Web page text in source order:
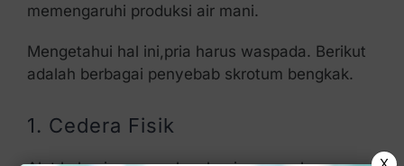
memengaruhi produksi air mani.
Mengetahui hal ini,pria harus waspada. Berikut
adalah berbagai penyebab skrotum bengkak.
1. Cedera Fisik